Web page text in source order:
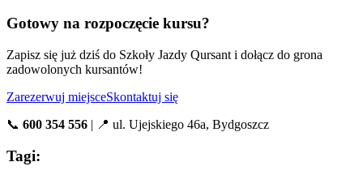
Gotowy na rozpoczęcie kursu?
Zapisz się już dziś do Szkoły Jazdy Qursant i dołącz do grona
zadowolonych kursantów!
Zarezerwuj miejsceSkontaktuj się
📞 600 354 556 | 📍 ul. Ujejskiego 46a, Bydgoszcz
Tagi: